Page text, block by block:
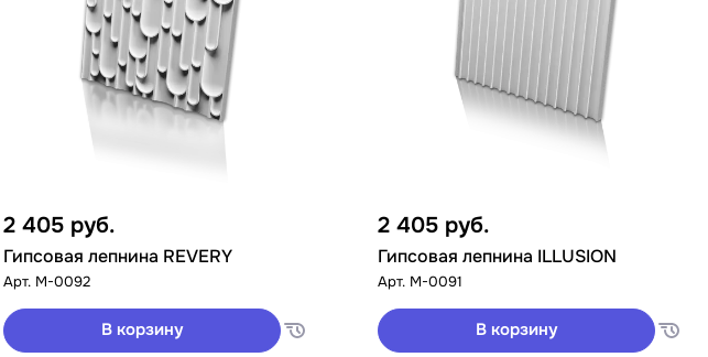
2 405 руб.
Гипсовая лепнина REVERY
Арт. M-0092
В корзину
2 405 руб.
Гипсовая лепнина ILLUSION
Арт. M-0091
В корзину